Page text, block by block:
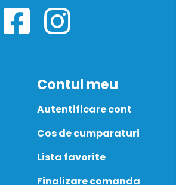
Contul meu
Autentificare cont
Cos de cumparaturi
Lista favorite
Finalizare comanda